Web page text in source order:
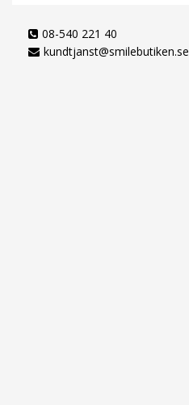
08-540 221 40
kundtjanst@smilebutiken.se